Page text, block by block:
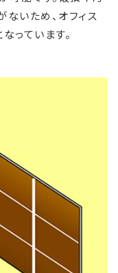
いため、オフィス
っています。